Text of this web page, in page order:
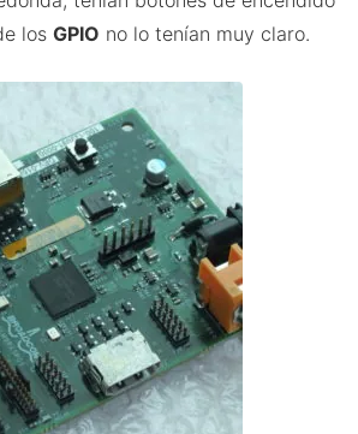
los GPIO no lo tenían muy claro.